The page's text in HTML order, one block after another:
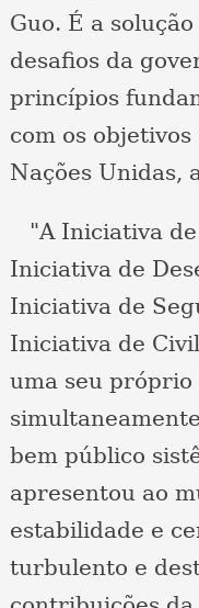
Guo. É a
desafios da
princípios
com os
Nações Unidas,
"A Iniciativa de
Iniciativa de
Iniciativa de
Iniciativa de
uma seu próprio
bem público
apresentou ao
estabilidade e
turbulento e